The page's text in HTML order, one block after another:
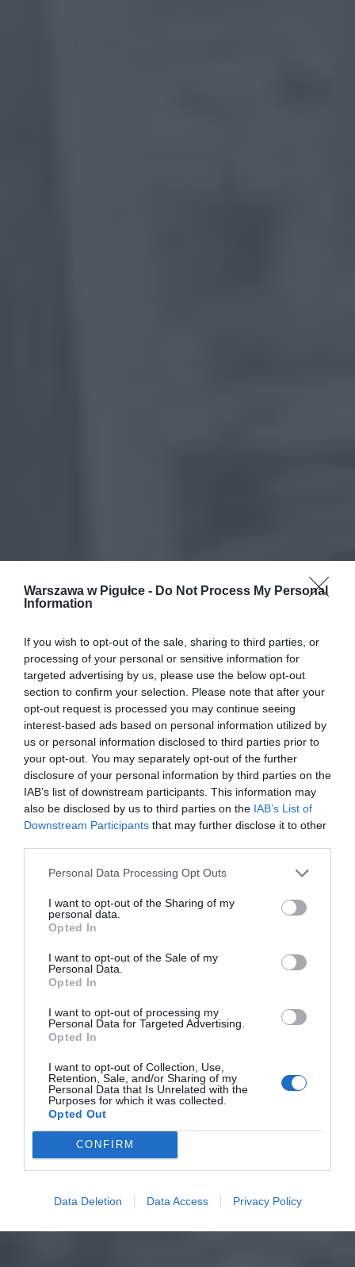
Warszawa w Pigułce - Do Not Process My Personal
Information
If you wish to opt-out of the sale, sharing to third parties, or
processing of your personal or sensitive information for
targeted advertising by us, please use the below opt-out
section to confirm your selection. Please note that after your
opt-out request is processed you may continue seeing
interest-based ads based on personal information utilized by
us or personal information disclosed to third parties prior to
your opt-out. You may separately opt-out of the further
disclosure of your personal information by third parties on the
IAB’s list of downstream participants. This information may
also be disclosed by us to third parties on the IAB’s List of
Downstream Participants that may further disclose it to other
Personal Data Processing Opt Outs
I want to opt-out of the Sharing of my
personal data.
Opted In
I want to opt-out of the Sale of my
Personal Data.
Opted In
I want to opt-out of processing my
Personal Data for Targeted Advertising.
Opted In
I want to opt-out of Collection, Use,
Retention, Sale, and/or Sharing of my
Personal Data that Is Unrelated with the
Purposes for which it was collected.
Opted Out
CONFIRM
Data Deletion Data Access Privacy Policy